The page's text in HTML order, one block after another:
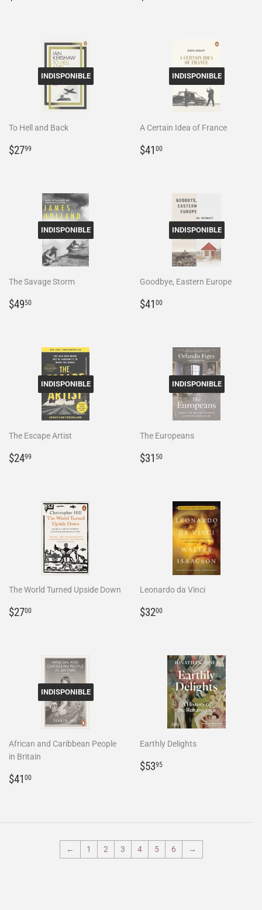
INDISPONIBLE
To Hell and Back
Prix
$2799
INDISPONIBLE
A Certain Idea of France
Prix
$41 00
INDISPONIBLE
The Savage Storm
Prix
$4950
INDISPONIBLE
Goodbye, Eastern Europe
Prix
$41 00
INDISPONIBLE
The Escape Artist
Prix
$2499
INDISPONIBLE
The Europeans
Prix
$31 50
The World Turned Upside Down
Prix
$2700
Leonardo da Vinci
Prix
$3200
INDISPONIBLE
African and Caribbean People
in Britain
Prix
$41 00
Earthly Delights
Prix
$5395
← 1 2 3 4 5 6 →